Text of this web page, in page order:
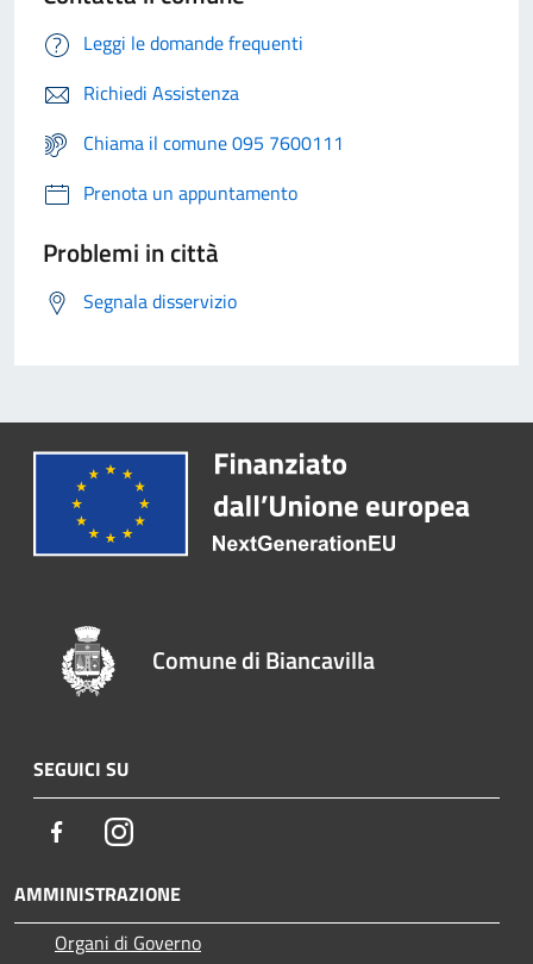
Leggi le domande frequenti
Richiedi Assistenza
Chiama il comune 095 7600111
Prenota un appuntamento
Problemi in città
Segnala disservizio
Comune di Biancavilla
SEGUICI SU
FacebookInstagram
AMMINISTRAZIONE
Organi di Governo